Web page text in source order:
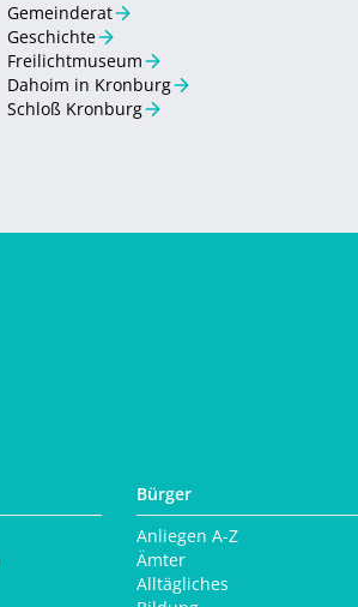
Gemeinderat
Geschichte
Freilichtmuseum
Dahoim in Kronburg
Schloß Kronburg
Bürger
Anliegen A-Z
Ämter
Alltägliches